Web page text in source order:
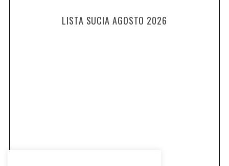
LISTA SUCIA AGOSTO 2026